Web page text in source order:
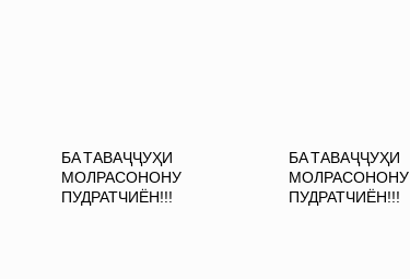
БА ТАВАҶҶУҲИ
МОЛРАСОНОНУ
ПУДРАТЧИЁН!!!
БА ТАВАҶҶУҲИ
МОЛРАСОНОНУ
ПУДРАТЧИЁН!!!